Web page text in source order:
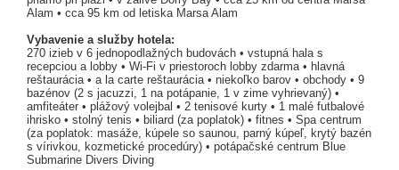
Alam • cca 95 km od letiska Marsa Alam
Vybavenie a služby hotela:
270 izieb v 6 jednopodlažných budovách • vstupná hala s
recepciou a lobby • Wi-Fi v priestoroch lobby zdarma • hlavná
reštaurácia • a la carte reštaurácia • niekoľko barov • obchody • 9
bazénov (2 s jacuzzi, 1 na potápanie, 1 v zime vyhrievaný) •
amfiteáter • plážový volejbal • 2 tenisové kurty • 1 malé futbalové
ihrisko • stolný tenis • biliard (za poplatok) • fitnes • Spa centrum
(za poplatok: masáže, kúpele so saunou, parný kúpeľ, krytý bazén
s vírivkou, kozmetické procedúry) • potápačské centrum Blue
Submarine Divers Diving